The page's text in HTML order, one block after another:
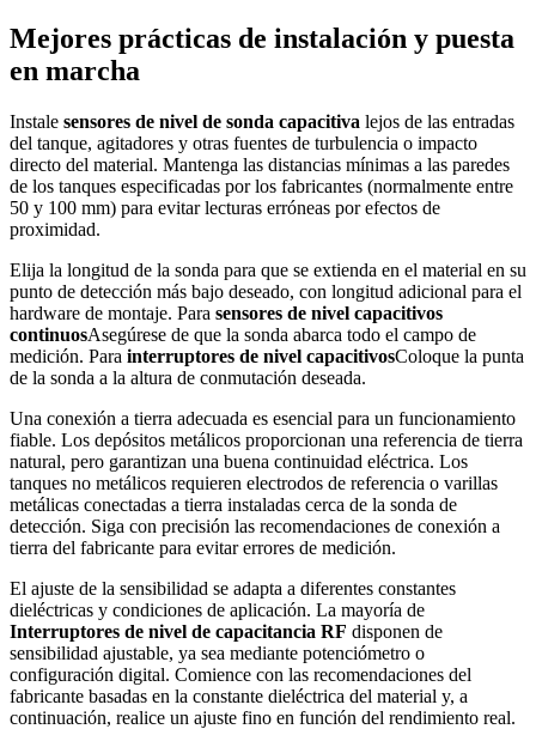
Mejores prácticas de instalación y puesta
en marcha
Instale sensores de nivel de sonda capacitiva lejos de las entradas
del tanque, agitadores y otras fuentes de turbulencia o impacto
directo del material. Mantenga las distancias mínimas a las paredes
de los tanques especificadas por los fabricantes (normalmente entre
50 y 100 mm) para evitar lecturas erróneas por efectos de
proximidad.
Elija la longitud de la sonda para que se extienda en el material en su
punto de detección más bajo deseado, con longitud adicional para el
hardware de montaje. Para sensores de nivel capacitivos
continuosAsegúrese de que la sonda abarca todo el campo de
medición. Para interruptores de nivel capacitivosColoque la punta
de la sonda a la altura de conmutación deseada.
Una conexión a tierra adecuada es esencial para un funcionamiento
fiable. Los depósitos metálicos proporcionan una referencia de tierra
natural, pero garantizan una buena continuidad eléctrica. Los
tanques no metálicos requieren electrodos de referencia o varillas
metálicas conectadas a tierra instaladas cerca de la sonda de
detección. Siga con precisión las recomendaciones de conexión a
tierra del fabricante para evitar errores de medición.
El ajuste de la sensibilidad se adapta a diferentes constantes
dieléctricas y condiciones de aplicación. La mayoría de
Interruptores de nivel de capacitancia RF disponen de
sensibilidad ajustable, ya sea mediante potenciómetro o
configuración digital. Comience con las recomendaciones del
fabricante basadas en la constante dieléctrica del material y, a
continuación, realice un ajuste fino en función del rendimiento real.